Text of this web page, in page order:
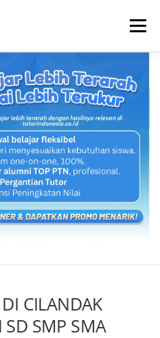
Menu
JADI PENGAJAR
PROFIL ALUMNI
CILANDAK
SD SMP SMA